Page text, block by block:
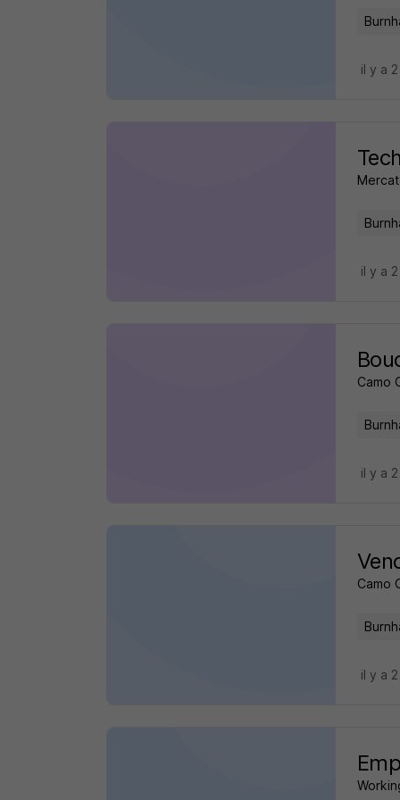
il y a
il y a
Camo
il y a
Camo
il y a